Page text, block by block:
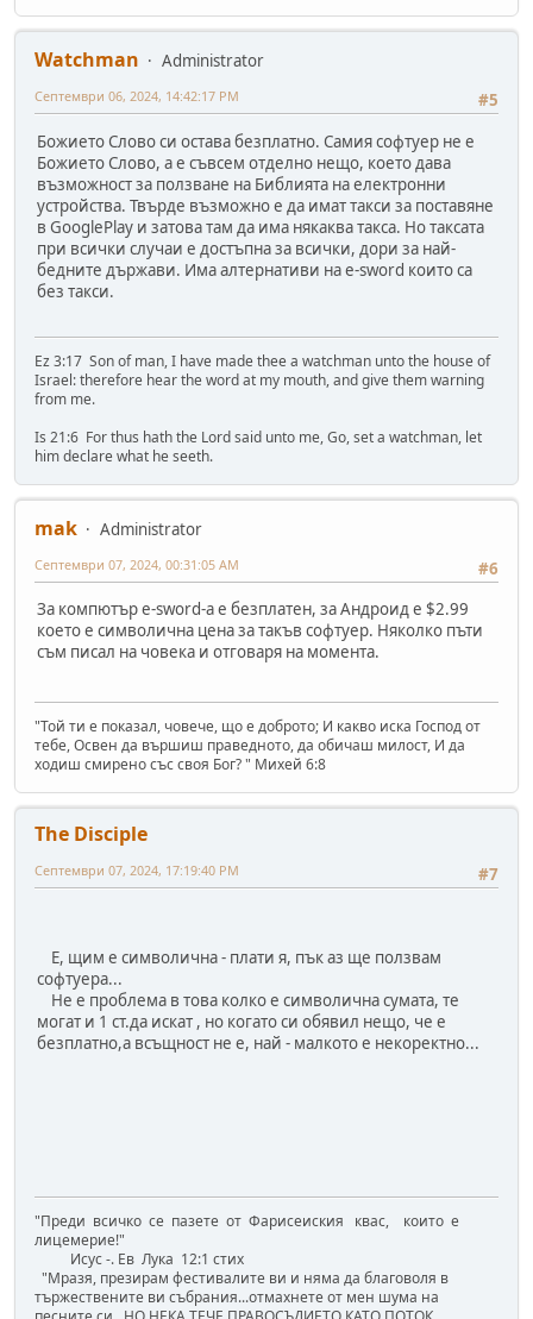
Watchman
Administrator
#5
Септември 06, 2024, 14:42:17 PM
Божието Слово си остава безплатно. Самия софтуер не е
Божието Слово, а е съвсем отделно нещо, което дава
възможност за ползване на Библията на електронни
устройства. Твърде възможно е да имат такси за поставяне
в GooglePlay и затова там да има някаква такса. Но таксата
при всички случаи е достъпна за всички, дори за най-
бедните държави. Има алтернативи на е-sword които са
без такси.
Ez 3:17 Son of man, I have made thee a watchman unto the house of
Israel: therefore hear the word at my mouth, and give them warning
from me.
Is 21:6 For thus hath the Lord said unto me, Go, set a watchman, let
him declare what he seeth.
mak
Administrator
#6
Септември 07, 2024, 00:31:05 AM
За компютър е-sword-а е безплатен, за Андроид е $2.99
което е символична цена за такъв софтуер. Няколко пъти
съм писал на човека и отговаря на момента.
"Той ти е показал, човече, що е доброто; И какво иска Господ от
тебе, Освен да вършиш праведното, да обичаш милост, И да
ходиш смирено със своя Бог? " Михей 6:8
The Disciple
#7
Септември 07, 2024, 17:19:40 PM
Е, щим е символична - плати я, пък аз ще ползвам
софтуера...
Не е проблема в това колко е символична сумата, те
могат и 1 ст.да искат , но когато си обявил нещо, че е
безплатно,а всъщност не е, най - малкото е некоректно...
"Преди всичко се пазете от Фарисеиския квас, които е
лицемерие!"
Исус -. Ев Лука 12:1 стих
"Mразя, презирам фестивалите ви и няма да благоволя в
тържествените ви събрания...отмахнете от мен шума на